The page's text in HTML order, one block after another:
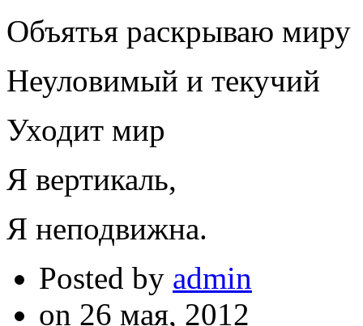
Объятья раскрываю миру
Неуловимый и текучий
Уходит мир
Я вертикаль,
Я неподвижна.
Posted by admin
on 26 мая, 2012